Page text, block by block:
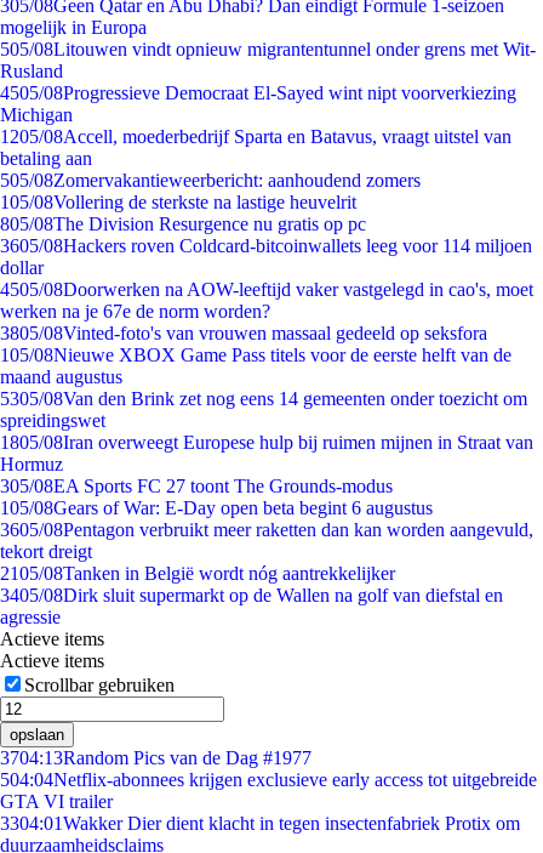
305/08Geen Qatar en Abu Dhabi? Dan eindigt Formule 1-seizoen
mogelijk in Europa
505/08Litouwen vindt opnieuw migrantentunnel onder grens met Wit-
Rusland
4505/08Progressieve Democraat El-Sayed wint nipt voorverkiezing
Michigan
1205/08Accell, moederbedrijf Sparta en Batavus, vraagt uitstel van
betaling aan
505/08Zomervakantieweerbericht: aanhoudend zomers
105/08Vollering de sterkste na lastige heuvelrit
805/08The Division Resurgence nu gratis op pc
3605/08Hackers roven Coldcard-bitcoinwallets leeg voor 114 miljoen
dollar
4505/08Doorwerken na AOW-leeftijd vaker vastgelegd in cao's, moet
werken na je 67e de norm worden?
3805/08Vinted-foto's van vrouwen massaal gedeeld op seksfora
105/08Nieuwe XBOX Game Pass titels voor de eerste helft van de
maand augustus
5305/08Van den Brink zet nog eens 14 gemeenten onder toezicht om
spreidingswet
1805/08Iran overweegt Europese hulp bij ruimen mijnen in Straat van
Hormuz
305/08EA Sports FC 27 toont The Grounds-modus
105/08Gears of War: E-Day open beta begint 6 augustus
3605/08Pentagon verbruikt meer raketten dan kan worden aangevuld,
tekort dreigt
2105/08Tanken in België wordt nóg aantrekkelijker
3405/08Dirk sluit supermarkt op de Wallen na golf van diefstal en
agressie
Actieve items
Actieve items
Scrollbar gebruiken
opslaan
3704:13Random Pics van de Dag #1977
504:04Netflix-abonnees krijgen exclusieve early access tot uitgebreide
GTA VI trailer
3304:01Wakker Dier dient klacht in tegen insectenfabriek Protix om
duurzaamheidsclaims